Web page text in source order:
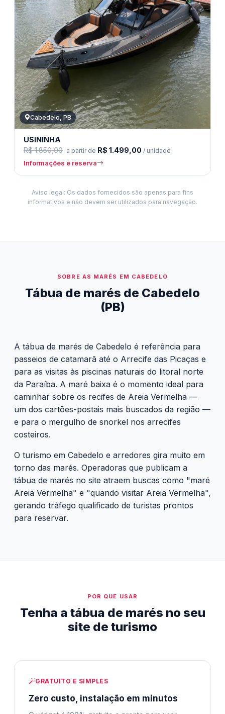
Cabedelo, PB
USININHA
R$ 1.850,00 a partir de R$ 1.499,00 / unidade
Informações e reserva
Aviso legal: Os dados fornecidos são apenas para fins
informativos e não devem ser utilizados para navegação.
SOBRE AS MARÉS EM CABEDELO
Tábua de marés de Cabedelo
(PB)
A tábua de marés de Cabedelo é referência para
passeios de catamarã até o Arrecife das Picaças e
para as visitas às piscinas naturais do litoral norte
da Paraíba. A maré baixa é o momento ideal para
caminhar sobre os recifes de Areia Vermelha —
um dos cartões-postais mais buscados da região —
e para o mergulho de snorkel nos arrecifes
costeiros.
O turismo em Cabedelo e arredores gira muito em
torno das marés. Operadoras que publicam a
tábua de marés no site atraem buscas como "maré
Areia Vermelha" e "quando visitar Areia Vermelha",
gerando tráfego qualificado de turistas prontos
para reservar.
POR QUE USAR
Tenha a tábua de marés no seu
site de turismo
GRATUITO E SIMPLES
Zero custo, instalação em minutos